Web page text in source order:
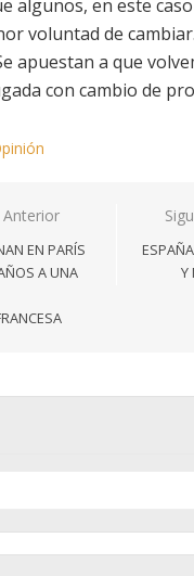
algunos, en este caso
voluntad de
apuestan a que
con cambio de
EN PARÍS
A UNA
Y